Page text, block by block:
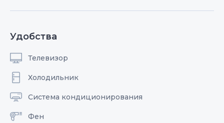
Удобства
Телевизор
Холодильник
Система кондиционирования
Фен